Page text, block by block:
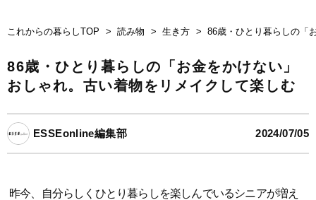
これからの暮らしTOP 読み物 生き方 86歳・ひとり暮らしの「
86歳・ひとり暮らしの「お金をかけない」
おしゃれ。古い着物をリメイクして楽しむ
ESSEonline編集部 2024/07/05
昨今、自分らしくひとり暮らしを楽しんでいるシニアが増え